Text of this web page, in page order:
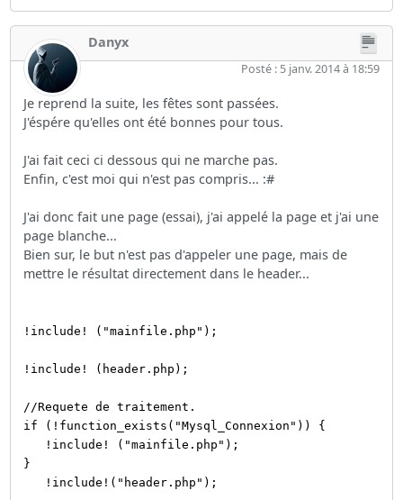
Danyx
Posté : 5 janv. 2014 à 18:59
Je reprend la suite, les fêtes sont passées.
J'éspére qu'elles ont été bonnes pour tous.
J'ai fait ceci ci dessous qui ne marche pas.
Enfin, c'est moi qui n'est pas compris... :#
J'ai donc fait une page (essai), j'ai appelé la page et j'ai une
page blanche...
Bien sur, le but n'est pas d'appeler une page, mais de
mettre le résultat directement dans le header...
!include! ("mainfile.php");
!include! (header.php);
//Requete de traitement.
if (!function_exists("Mysql_Connexion")) {
!include! ("mainfile.php");
}
!include!("header.php");